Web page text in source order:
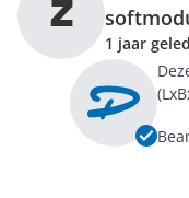
Z
1 jaar